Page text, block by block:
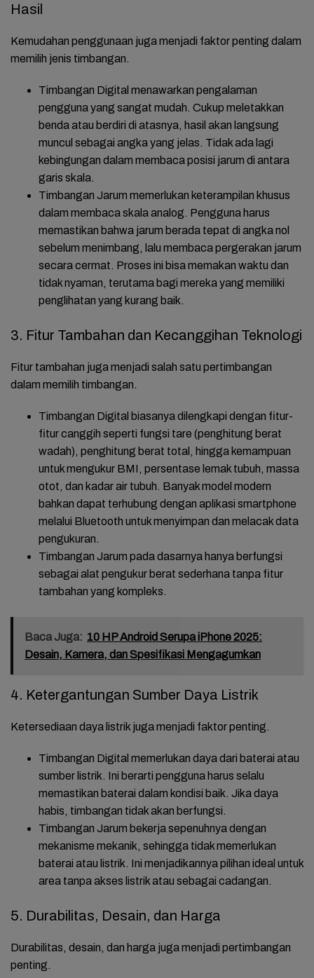
Hasil
Kemudahan penggunaan juga menjadi faktor penting dalam
memilih jenis timbangan.
Timbangan Digital menawarkan pengalaman
pengguna yang sangat mudah. Cukup meletakkan
benda atau berdiri di atasnya, hasil akan langsung
muncul sebagai angka yang jelas. Tidak ada lagi
kebingungan dalam membaca posisi jarum di antara
garis skala.
Timbangan Jarum memerlukan keterampilan khusus
dalam membaca skala analog. Pengguna harus
memastikan bahwa jarum berada tepat di angka nol
sebelum menimbang, lalu membaca pergerakan jarum
secara cermat. Proses ini bisa memakan waktu dan
tidak nyaman, terutama bagi mereka yang memiliki
penglihatan yang kurang baik.
3. Fitur Tambahan dan Kecanggihan Teknologi
Fitur tambahan juga menjadi salah satu pertimbangan
dalam memilih timbangan.
Timbangan Digital biasanya dilengkapi dengan fitur-
fitur canggih seperti fungsi tare (penghitung berat
wadah), penghitung berat total, hingga kemampuan
untuk mengukur BMI, persentase lemak tubuh, massa
otot, dan kadar air tubuh. Banyak model modern
bahkan dapat terhubung dengan aplikasi smartphone
melalui Bluetooth untuk menyimpan dan melacak data
pengukuran.
Timbangan Jarum pada dasarnya hanya berfungsi
sebagai alat pengukur berat sederhana tanpa fitur
tambahan yang kompleks.
Baca Juga: 10 HP Android Serupa iPhone 2025:
Desain, Kamera, dan Spesifikasi Mengagumkan
4. Ketergantungan Sumber Daya Listrik
Ketersediaan daya listrik juga menjadi faktor penting.
Timbangan Digital memerlukan daya dari baterai atau
sumber listrik. Ini berarti pengguna harus selalu
memastikan baterai dalam kondisi baik. Jika daya
habis, timbangan tidak akan berfungsi.
Timbangan Jarum bekerja sepenuhnya dengan
mekanisme mekanik, sehingga tidak memerlukan
baterai atau listrik. Ini menjadikannya pilihan ideal untuk
area tanpa akses listrik atau sebagai cadangan.
5. Durabilitas, Desain, dan Harga
Durabilitas, desain, dan harga juga menjadi pertimbangan
penting.